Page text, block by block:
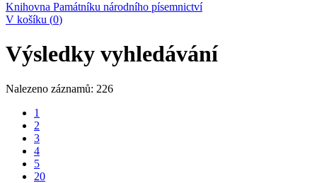
Knihovna Památníku národního písemnictví
V košíku (0)
Výsledky vyhledávání
Nalezeno záznamů: 226
1
2
3
4
5
20